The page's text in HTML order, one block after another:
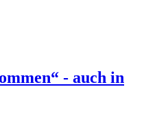
- auch in